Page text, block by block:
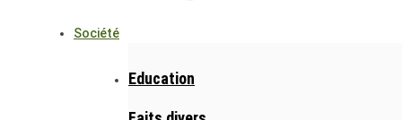
Société
Education